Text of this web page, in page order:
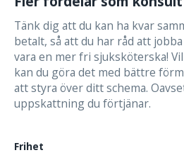
Tänk dig att du kan ha kvar
betalt, så att du har råd att
vara en mer fri sjuksköterska!
kan du göra det med bättre
att styra över ditt schema.
uppskattning du förtjänar.
Frihet